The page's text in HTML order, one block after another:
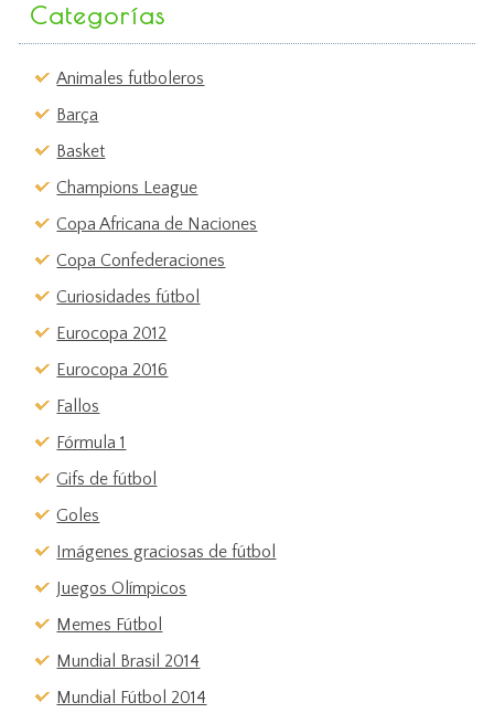
Categorías
Animales futboleros
Barça
Basket
Champions League
Copa Africana de Naciones
Copa Confederaciones
Curiosidades fútbol
Eurocopa 2012
Eurocopa 2016
Fallos
Fórmula 1
Gifs de fútbol
Goles
Imágenes graciosas de fútbol
Juegos Olímpicos
Memes Fútbol
Mundial Brasil 2014
Mundial Fútbol 2014